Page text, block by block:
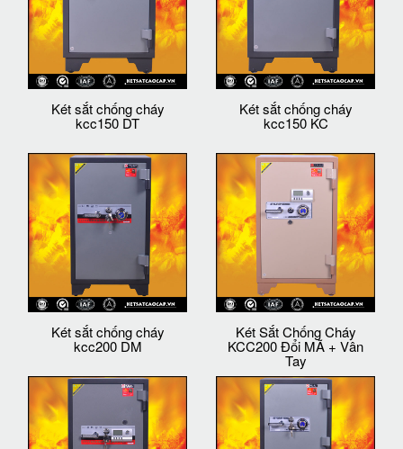
Két sắt chống cháy
kcc150 DT
Két sắt chống cháy
kcc150 KC
Két sắt chống cháy
kcc200 DM
Két Sắt Chống Cháy
KCC200 Đổi MÃ + Vân
Tay